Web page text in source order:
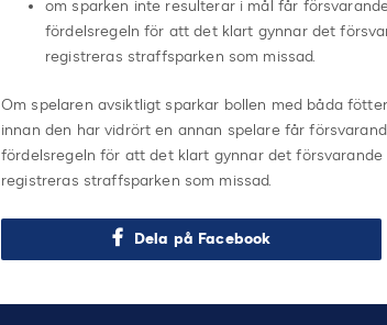
om sparken inte resulterar i mål får
fördelsregeln för att det klart gynnar det
registreras straffsparken som missad.
Om spelaren avsiktligt sparkar bollen med båda
innan den har vidrört en annan spelare får
fördelsregeln för att det klart gynnar det
registreras straffsparken som missad.
Dela på Facebook